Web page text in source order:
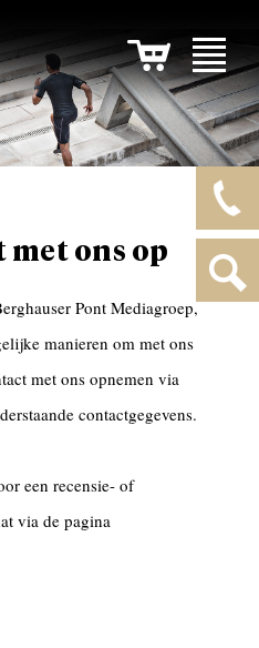
met ons op
Pont Mediagroep,
manieren om met ons
met ons opnemen via
contactgegevens.
een recensie- of
via de pagina